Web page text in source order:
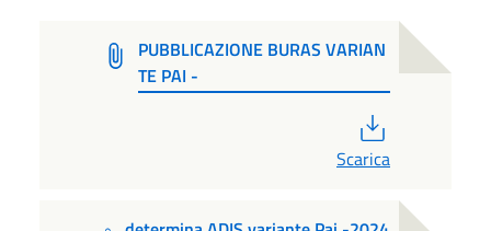
PUBBLICAZIONE BURAS VARIAN
TE PAI -
Scarica